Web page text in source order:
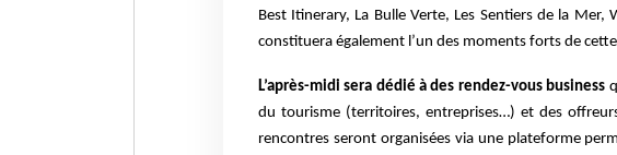
Best Itinerary, La Bulle Verte, Les Sentiers de la Mer,
constituera également l’un des moments forts de
L’après-midi sera dédié à des rendez-vous business
du tourisme (territoires, entreprises…) et des
rencontres seront organisées via une plateforme